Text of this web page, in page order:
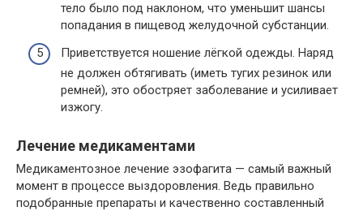
тело было под наклоном, что уменьшит шансы
попадания в пищевод желудочной субстанции.
Приветствуется ношение лёгкой одежды. Наряд
не должен обтягивать (иметь тугих резинок или
ремней), это обостряет заболевание и усиливает
изжогу.
Лечение медикаментами
Медикаментозное лечение эзофагита — самый важный
момент в процессе выздоровления. Ведь правильно
подобранные препараты и качественно составленный